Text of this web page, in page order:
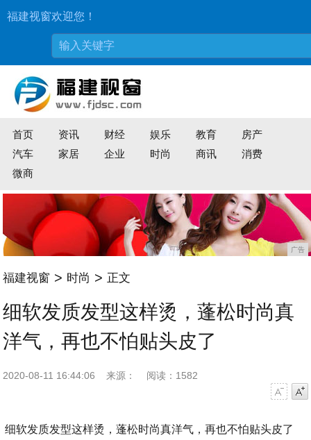
福建视窗欢迎您！
首页 资讯 财经 娱乐 教育
房产
汽车
家居 企业 时尚 商讯
消费
微商
广告
福建视窗 > 时尚 > 正文
细软发质发型这样烫，蓬松时尚真
洋气，再也不怕贴头皮了
2020-08-11 16:44:06 来源：
阅读：1582
细软发质发型这样烫，蓬松时尚真洋气，再也不怕贴头皮了